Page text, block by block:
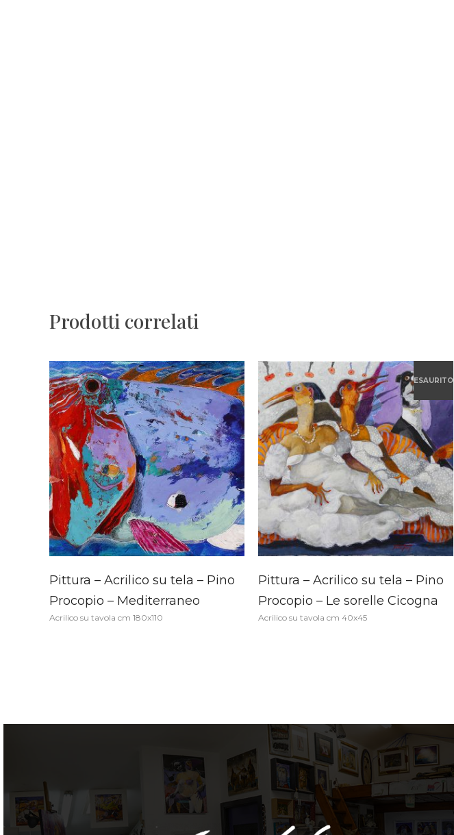
Prodotti correlati
Pittura – Acrilico su tela – Pino
Procopio – Mediterraneo
Acrilico su tavola cm 180x110
ESAURITO
Pittura – Acrilico su tela – Pino
Procopio – Le sorelle Cicogna
Acrilico su tavola cm 40x45